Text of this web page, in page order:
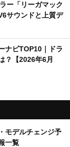
ー「リーガマック
サウンドと上質デ
ナビTOP10｜ドラ
？【2026年6月
モデルチェンジ予
一覧